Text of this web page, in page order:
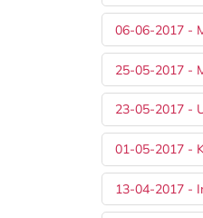
06-06-2017 -
25-05-2017 -
23-05-2017 -
01-05-2017 -
13-04-2017 -